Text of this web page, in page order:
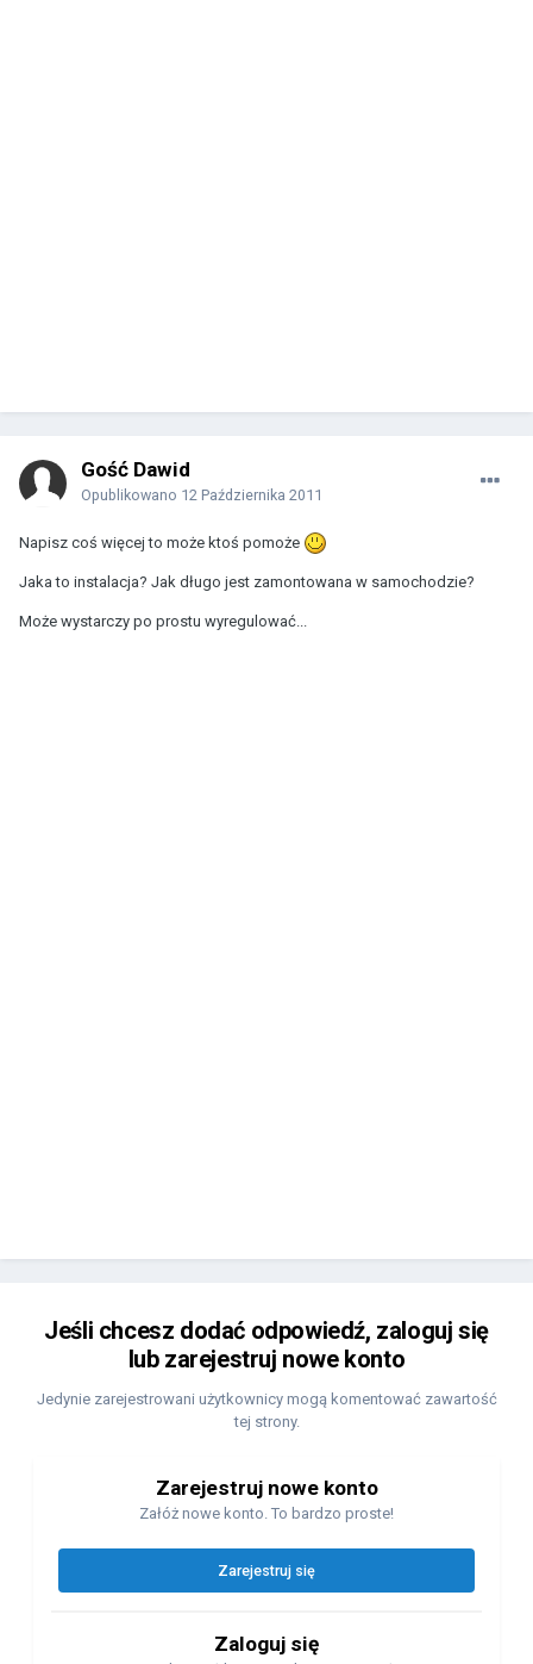
Gość Dawid
Opublikowano 12 Października 2011
Napisz coś więcej to może ktoś pomoże
Jaka to instalacja? Jak długo jest zamontowana w samochodzie?
Może wystarczy po prostu wyregulować...
Jeśli chcesz dodać odpowiedź, zaloguj się
lub zarejestruj nowe konto
Jedynie zarejestrowani użytkownicy mogą komentować zawartość
tej strony.
Zarejestruj nowe konto
Załóż nowe konto. To bardzo proste!
Zarejestruj się
Zaloguj się